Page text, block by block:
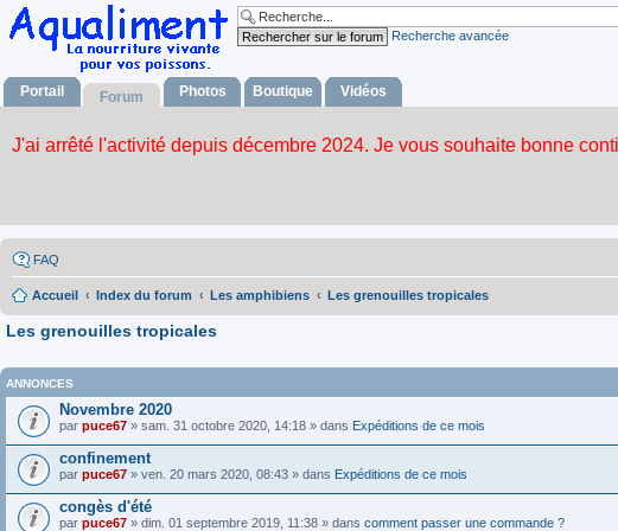
Recherche avancée
Portail Forum Photos Boutique Vidéos
FAQ
Accueil Index du forum Les amphibiens Les grenouilles tropicales
Les grenouilles tropicales
ANNONCES
Novembre 2020
par puce67 » sam. 31 octobre 2020, 14:18 » dans Expéditions de ce mois
confinement
par puce67 » ven. 20 mars 2020, 08:43 » dans Expéditions de ce mois
congès d'été
par puce67 » dim. 01 septembre 2019, 11:38 » dans comment passer une commande ?